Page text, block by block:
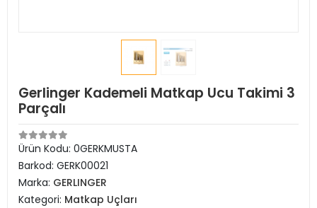
Gerlinger Kademeli Matkap Ucu Takimi 3
Parçalı
Ürün Kodu: 0GERKMUSTA
Barkod: GERK00021
Marka: GERLINGER
Kategori: Matkap Uçları